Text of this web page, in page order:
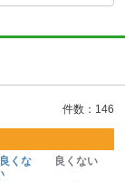
件数：146
くな
良くない